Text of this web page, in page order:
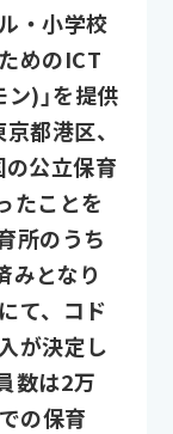
・小学校
めのICT
)」を提供
都港区、
公立保育
たことを
所のうち
となり
て、コド
が決定し
数は2万
の保育